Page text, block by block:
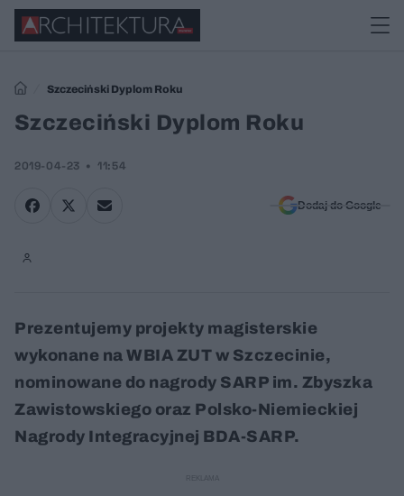
Szczeciński Dyplom Roku
Szczeciński Dyplom Roku
2019-04-23 11:54
Dodaj do Google
Prezentujemy projekty magisterskie
wykonane na WBIA ZUT w Szczecinie,
nominowane do nagrody SARP im. Zbyszka
Zawistowskiego oraz Polsko-Niemieckiej
Nagrody Integracyjnej BDA-SARP.